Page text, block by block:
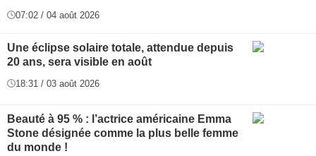
07:02 / 04 août 2026
Une éclipse solaire totale, attendue depuis
20 ans, sera visible en août
18:31 / 03 août 2026
Beauté à 95 % : l’actrice américaine Emma
Stone désignée comme la plus belle femme
du monde !